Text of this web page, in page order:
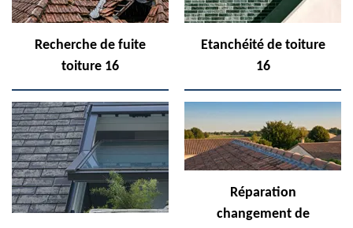
Recherche de fuite
toiture 16
Etanchéité de toiture
16
Réparation
changement de